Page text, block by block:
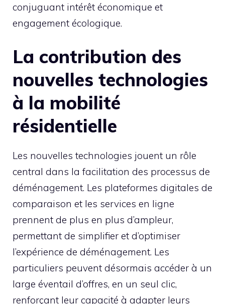
conjuguant intérêt économique et
engagement écologique.
La contribution des
nouvelles technologies
à la mobilité
résidentielle
Les nouvelles technologies jouent un rôle
central dans la facilitation des processus de
déménagement. Les plateformes digitales de
comparaison et les services en ligne
prennent de plus en plus d’ampleur,
permettant de simplifier et d’optimiser
l’expérience de déménagement. Les
particuliers peuvent désormais accéder à un
large éventail d’offres, en un seul clic,
renforçant leur capacité à adapter leurs